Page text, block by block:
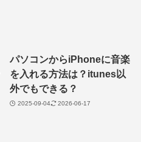
パソコンからiPhoneに音楽
を入れる方法は？itunes以
外でもできる？
2025-09-04 2026-06-17